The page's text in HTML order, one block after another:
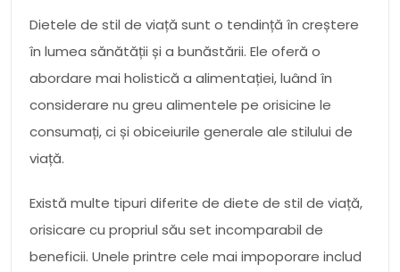
Dietele de stil de viață sunt o tendință în creștere
în lumea sănătății și a bunăstării. Ele oferă o
abordare mai holistică a alimentației, luând în
considerare nu greu alimentele pe orisicine le
consumați, ci și obiceiurile generale ale stilului de
viață.
Există multe tipuri diferite de diete de stil de viață,
orisicare cu propriul său set incomparabil de
beneficii. Unele printre cele mai impoporare includ